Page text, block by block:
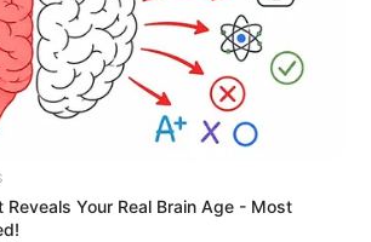
Your Real Brain Age - Most